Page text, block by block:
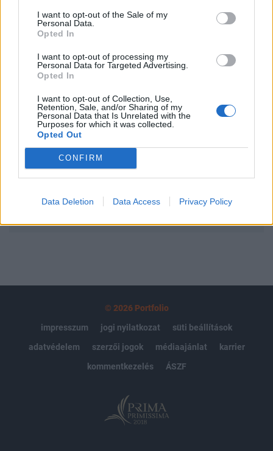
I want to opt-out of the Sale of my
Personal Data.
Opted In
I want to opt-out of processing my
Personal Data for Targeted Advertising.
Opted In
I want to opt-out of Collection, Use,
Retention, Sale, and/or Sharing of my
Personal Data that Is Unrelated with the
Purposes for which it was collected.
Opted Out
CONFIRM
Data Deletion Data Access Privacy Policy
KEDVES OLVASÓNK!
A keresett cikk a portfolio.hu hírarchívumához
tartozik, melynek olvasása előfizetéses
regisztrációhoz kötött.
Portfolio.hu teljes cikkarchívum
Kötéslisták: BÉT elmúlt 2 év napon belüli
kötéslistái
Előfizetés
© 2026 Portfolio
impresszum
jogi nyilatkozat
süti beállítások
adatvédelem
szerzői jogok médiaajánlat
karrier
kommentkezelés
ÁSZF